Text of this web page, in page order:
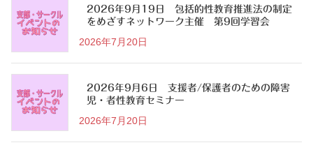
2026年9月19日 包括的性教育推進法の制定
をめざすネットワーク主催 第9回学習会
2026年7月20日
2026年9月6日 支援者/保護者のための障害
児・者性教育セミナー
2026年7月20日